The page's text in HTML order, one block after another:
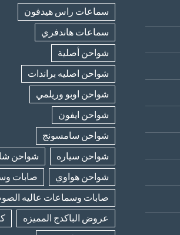
سماعات راس هيدفون
سماعات هاندفري
شواحن أصلية
شواحن اصليه براندات
شواحن اوبو وريلمي
شواحن ايفون
شواحن سامسونج
شواحن سياره
شواحن
شواحن هواوي
صابات
صابات وسماعات عاليه
عروض الباكدج المميزه